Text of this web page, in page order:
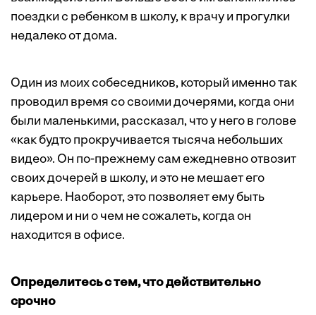
поездки с ребенком в школу, к врачу и прогулки
недалеко от дома.
Один из моих собеседников, который именно так
проводил время со своими дочерями, когда они
были маленькими, рассказал, что у него в голове
«как будто прокручивается тысяча небольших
видео». Он по-прежнему сам ежедневно отвозит
своих дочерей в школу, и это не мешает его
карьере. Наоборот, это позволяет ему быть
лидером и ни о чем не сожалеть, когда он
находится в офисе.
Определитесь с тем, что действительно
срочно